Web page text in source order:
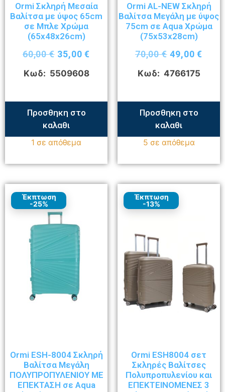
Ormi Σκληρή Μεσαία
Βαλίτσα με ύψος 65cm
σε Μπλε Χρώμα
(65x48x26cm)
60,00€ 35,00€
Κωδ: 5509608
Προσθηκη στο
καλαθι
1 σε απόθεμα
Ormi AL-NEW Σκληρή
Βαλίτσα Μεγάλη με ύψος
75cm σε Aqua Χρώμα
(75x53x28cm)
70,00€ 49,00€
Κωδ: 4766175
Προσθηκη στο
καλαθι
5 σε απόθεμα
Έκπτωση
-25%
Ormi ESH-8004 Σκληρή
Βαλίτσα Μεγάλη
ΠΟΛΥΠΡΟΠΥΛΕΝΙΟΥ ΜΕ
ΕΠΕΚΤΑΣΗ σε Aqua
Έκπτωση
-13%
Ormi ESH8004 σετ
Σκληρές Βαλίτσες
Πολυπροπυλενίου και
ΕΠΕΚΤΕΙΝΟΜΕΝΕΣ 3